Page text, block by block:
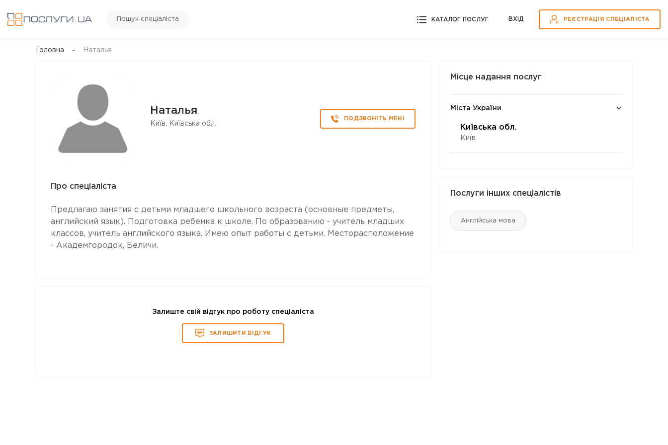
Пошук спеціаліста КАТАЛОГ ПОСЛУГ ВХІД РЕЄСТРАЦІЯ СПЕЦІАЛІСТА
Головна Наталья
Наталья
Київ, Київська обл.
ПОДЗВОНІТЬ МЕНІ
Про спеціаліста
Предлагаю занятия с детьми младшего школьного возраста (основные предметы,
английский язык). Подготовка ребенка к школе. По образованию - учитель младших
классов, учитель английского языка. Имею опыт работы с детьми. Месторасположение
- Академгородок, Беличи.
Залиште свій відгук про роботу спеціаліста
ЗАЛИШИТИ ВІДГУК
Місце надання послуг
Міста України
Київська обл.
Київ
Послуги інших спеціалістів
Англійська мова